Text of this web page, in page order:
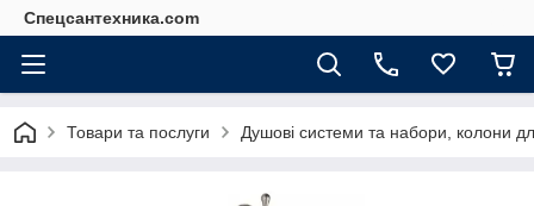
Спецсантехника.com
Товари та послуги Душові системи та набори, колони